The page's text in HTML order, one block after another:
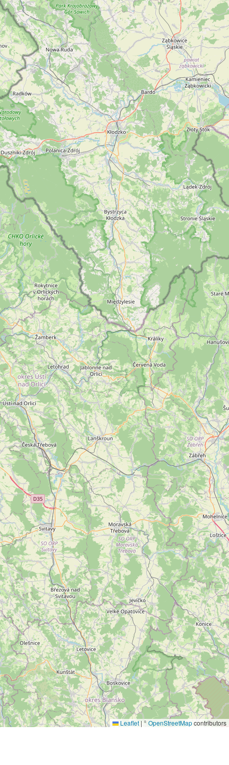
Leaflet | ©OpenStreetMapcontributors